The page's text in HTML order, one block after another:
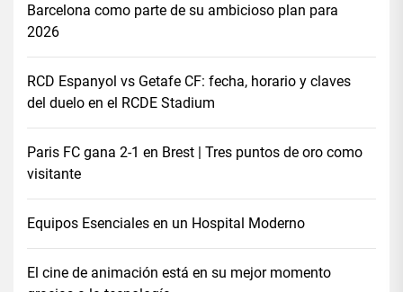
Barcelona como parte de su ambicioso plan para
2026
RCD Espanyol vs Getafe CF: fecha, horario y claves
del duelo en el RCDE Stadium
Paris FC gana 2-1 en Brest | Tres puntos de oro como
visitante
Equipos Esenciales en un Hospital Moderno
El cine de animación está en su mejor momento